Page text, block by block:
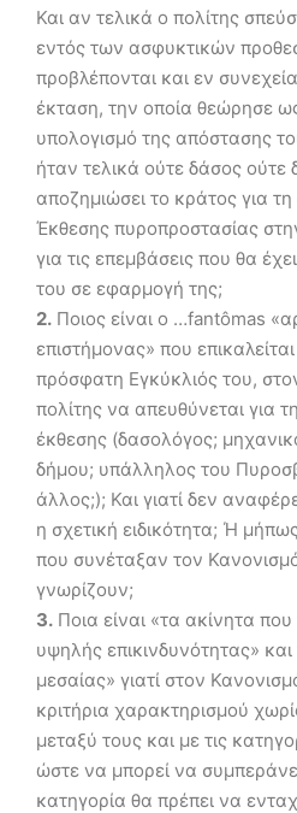
Και αν τελικά ο πολίτης
εντός των ασφυκτικών
προβλέπονται και εν
έκταση, την οποία θεώρησε
υπολογισμό της απόστασης
ήταν τελικά ούτε δάσος ούτε
αποζημιώσει το κράτος για
Έκθεσης πυροπροστασίας
για τις επεμβάσεις που θα
του σε εφαρμογή της;
2. Ποιος είναι ο …fantômas
επιστήμονας» που
πρόσφατη Εγκύκλιός του,
πολίτης να απευθύνεται για
έκθεσης (δασολόγος;
δήμου; υπάλληλος του
άλλος;); Και γιατί δεν
η σχετική ειδικότητα; Ή
που συνέταξαν τον
γνωρίζουν;
3. Ποια είναι «τα ακίνητα
υψηλής επικινδυνότητας»
μεσαίας» γιατί στον
κριτήρια χαρακτηρισμού
μεταξύ τους και με τις
ώστε να μπορεί να
κατηγορία θα πρέπει να